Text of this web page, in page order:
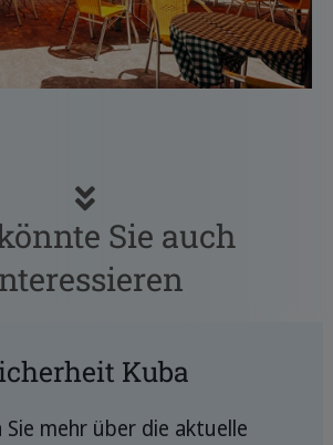
Sie auch
Kuba
Sie mehr über die aktuelle